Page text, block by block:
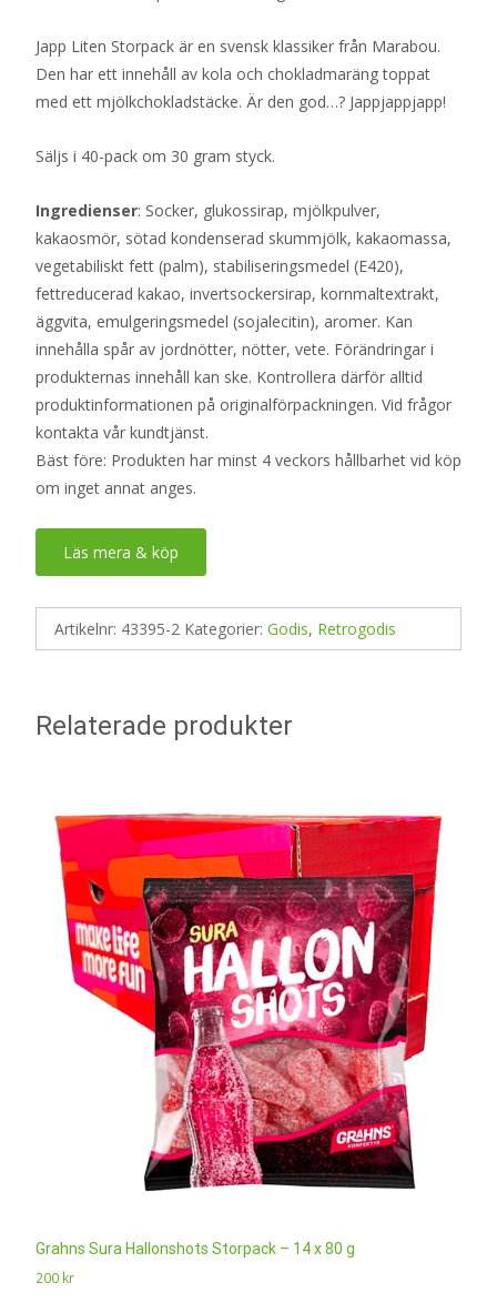
Japp Liten Storpack är en svensk klassiker från Marabou.
Den har ett innehåll av kola och chokladmaräng toppat
med ett mjölkchokladstäcke. Är den god…? Jappjappjapp!
Säljs i 40-pack om 30 gram styck.
Ingredienser: Socker, glukossirap, mjölkpulver,
kakaosmör, sötad kondenserad skummjölk, kakaomassa,
vegetabiliskt fett (palm), stabiliseringsmedel (E420),
fettreducerad kakao, invertsockersirap, kornmaltextrakt,
äggvita, emulgeringsmedel (sojalecitin), aromer. Kan
innehålla spår av jordnötter, nötter, vete. Förändringar i
produkternas innehåll kan ske. Kontrollera därför alltid
produktinformationen på originalförpackningen. Vid frågor
kontakta vår kundtjänst.
Bäst före: Produkten har minst 4 veckors hållbarhet vid köp
om inget annat anges.
Läs mera & köp
Artikelnr: 43395-2 Kategorier: Godis, Retrogodis
Relaterade produkter
Grahns Sura Hallonshots Storpack – 14 x 80 g
200 kr